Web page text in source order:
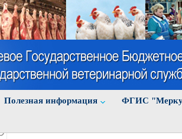
Полезная информация ФГИС